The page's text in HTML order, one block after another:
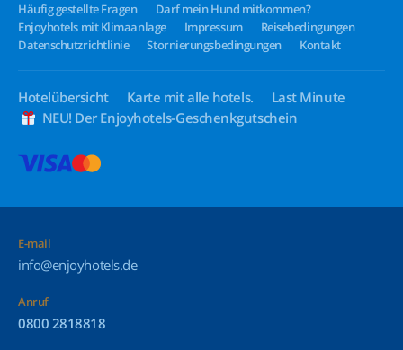
Häufig gestellte Fragen
Darf mein Hund mitkommen?
Enjoyhotels mit Klimaanlage
Impressum
Reisebedingungen
Datenschutzrichtlinie
Stornierungsbedingungen Kontakt
Hotelübersicht Karte mit alle hotels.
Last Minute
NEU! Der Enjoyhotels-Geschenkgutschein
E-mail
info@enjoyhotels.de
Anruf
0800 2818818